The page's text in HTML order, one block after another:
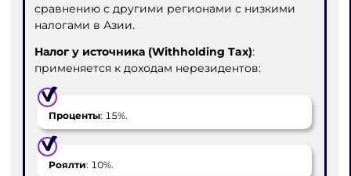
сравнению с другими регионами с низкими
налогами в Азии.
Налог у источника (Withholding Tax):
применяется к доходам нерезидентов:
Проценты: 15%.
Роялти: 10%.